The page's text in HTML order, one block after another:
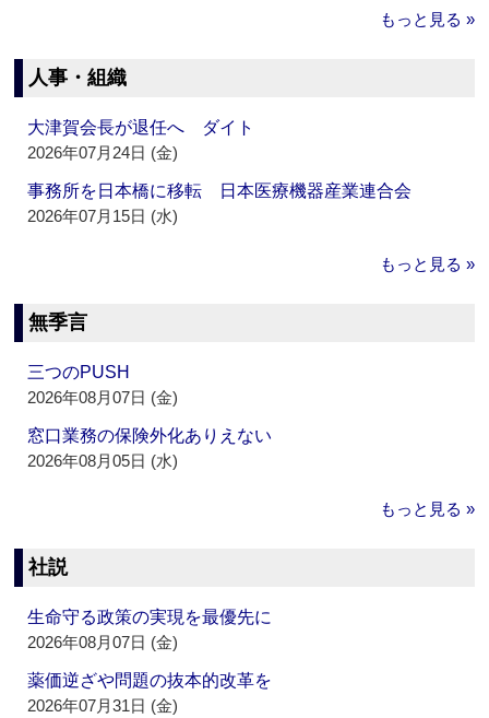
もっと見る »
人事・組織
大津賀会長が退任へ ダイト
2026年07月24日 (金)
事務所を日本橋に移転 日本医療機器産業連合会
2026年07月15日 (水)
もっと見る »
無季言
三つのPUSH
2026年08月07日 (金)
窓口業務の保険外化ありえない
2026年08月05日 (水)
もっと見る »
社説
生命守る政策の実現を最優先に
2026年08月07日 (金)
薬価逆ざや問題の抜本的改革を
2026年07月31日 (金)